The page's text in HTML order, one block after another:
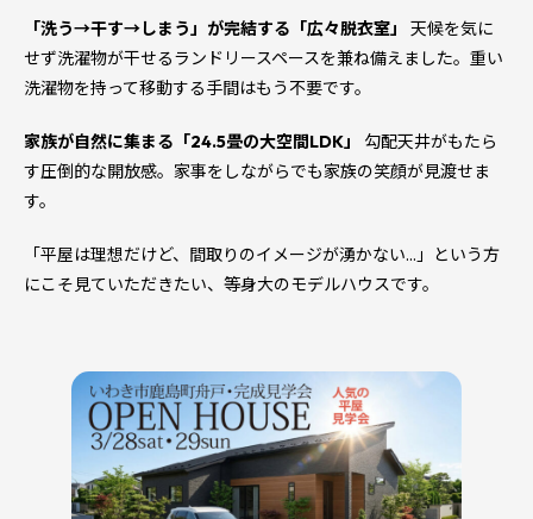
「洗う→干す→しまう」が完結する「広々脱衣室」
天候を気に
せず洗濯物が干せるランドリースペースを兼ね備えました。重い
洗濯物を持って移動する手間はもう不要です。
家族が自然に集まる「24.5畳の大空間LDK」
勾配天井がもたら
す圧倒的な開放感。家事をしながらでも家族の笑顔が見渡せま
す。
「平屋は理想だけど、間取りのイメージが湧かない…」という方
にこそ見ていただきたい、等身大のモデルハウスです。